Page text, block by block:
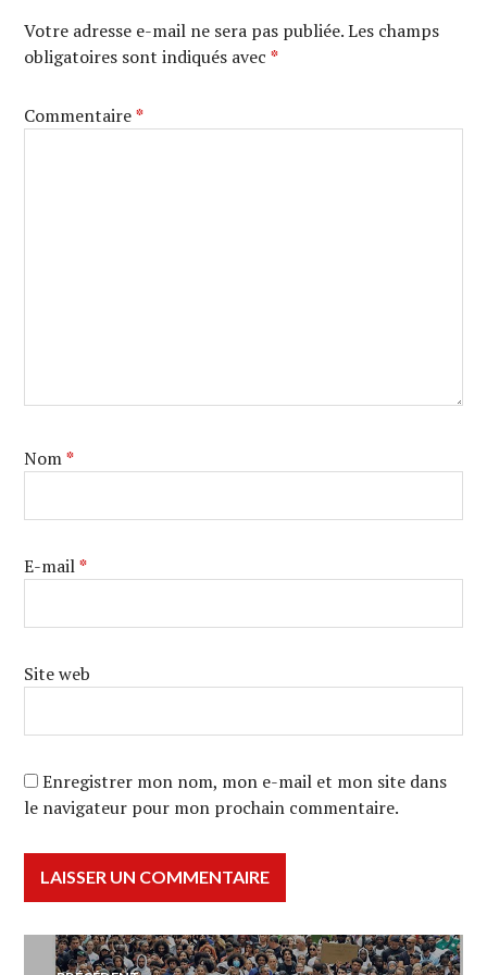
Votre adresse e-mail ne sera pas publiée. Les champs
obligatoires sont indiqués avec*
Commentaire*
Nom*
E-mail*
Site web
Enregistrer mon nom, mon e-mail et mon site dans
le navigateur pour mon prochain commentaire.